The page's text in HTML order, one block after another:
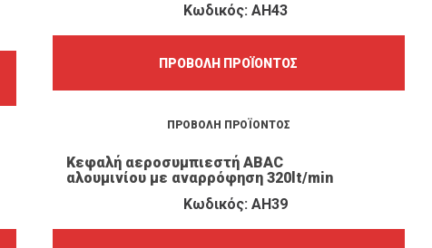
Κωδικός: AH43
ΠΡΟΒΟΛΉ ΠΡΟΪΌΝΤΟΣ
Κεφαλή αεροσυμπιεστή ABAC
αλουμινίου με αναρρόφηση 320lt/min
ΠΡΟΒΟΛΉ ΠΡΟΪΌΝΤΟΣ
Κωδικός: AH39